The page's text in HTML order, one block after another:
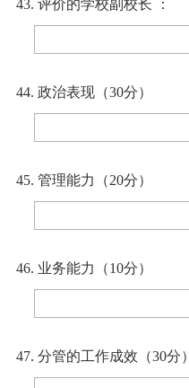
43. 评价的学校副校长 ：
44. 政治表现（30分）
45. 管理能力（20分）
46. 业务能力（10分）
47. 分管的工作成效（30分）